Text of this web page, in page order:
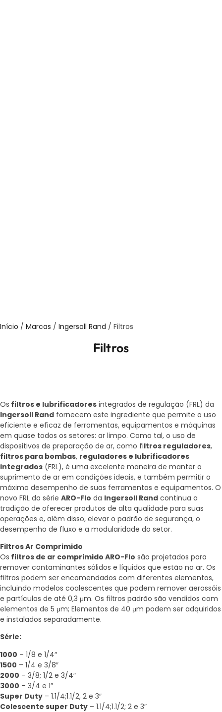
Início / Marcas / Ingersoll Rand / Filtros
Filtros
Os filtros e lubrificadores integrados de regulação (FRL) da
Ingersoll Rand fornecem este ingrediente que permite o uso
eficiente e eficaz de ferramentas, equipamentos e máquinas
em quase todos os setores: ar limpo. Como tal, o uso de
dispositivos de preparação de ar, como filtros reguladores,
filtros para bombas, reguladores e lubrificadores
integrados (FRL), é uma excelente maneira de manter o
suprimento de ar em condições ideais, e também permitir o
máximo desempenho de suas ferramentas e equipamentos. O
novo FRL da série ARO-Flo da Ingersoll Rand continua a
tradição de oferecer produtos de alta qualidade para suas
operações e, além disso, elevar o padrão de segurança, o
desempenho de fluxo e a modularidade do setor.
Filtros Ar Comprimido
Os filtros de ar comprimido ARO-Flo são projetados para
remover contaminantes sólidos e líquidos que estão no ar. Os
filtros podem ser encomendados com diferentes elementos,
incluindo modelos coalescentes que podem remover aerossóis
e partículas de até 0,3 μm. Os filtros padrão são vendidos com
elementos de 5 μm; Elementos de 40 μm podem ser adquiridos
e instalados separadamente.
Série:
1000 – 1/8 e 1/4″
1500 – 1/4 e 3/8″
2000 – 3/8; 1/2 e 3/4″
3000 – 3/4 e 1″
Super Duty – 1.1/4;1.1/2, 2 e 3″
Colescente super Duty – 1.1/4;1.1/2; 2 e 3″